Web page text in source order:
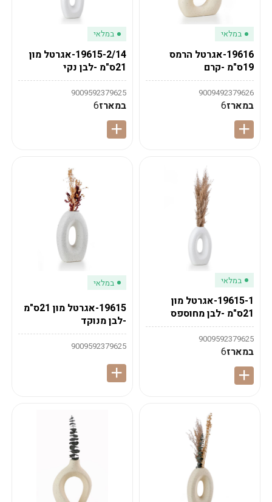
במלאי
19616-אגרטל הרמס
19ס"מ -קרם
9009492379626
במארז6
במלאי
19615-2/14-אגרטל מון
21ס"מ -לבן נקי
9009592379625
במארז6
במלאי
19615-1-אגרטל מון
21ס"מ -לבן מחוספס
9009592379625
במארז6
במלאי
19615-אגרטל מון 21ס"מ
-לבן מנוקד
9009592379625